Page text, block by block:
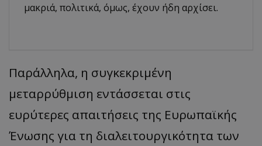
μακριά, πολιτικά, όμως, έχουν ήδη αρχίσει.
Παράλληλα, η συγκεκριμένη
μεταρρύθμιση εντάσσεται στις
ευρύτερες απαιτήσεις της Ευρωπαϊκής
Ένωσης για τη διαλειτουργικότητα των